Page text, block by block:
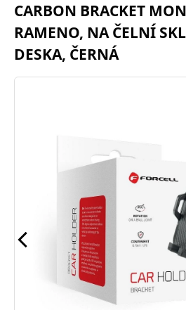
CARBON BRACKET
RAMENO, NA ČELNÍ
DESKA, ČERNÁ